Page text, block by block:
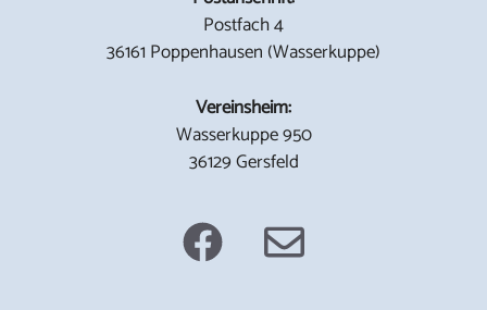
Postfach 4
36161 Poppenhausen (Wasserkuppe)
Vereinsheim:
Wasserkuppe 950
36129 Gersfeld